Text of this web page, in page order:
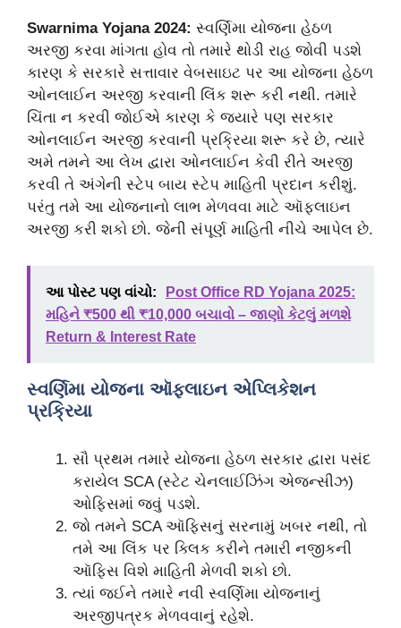
Swarnima Yojana 2024: સ્વર્ણિમા યોજના હેઠળ
અરજી કરવા માંગતા હોવ તો તમારે થોડી રાહ જોવી પડશે
કારણ કે સરકારે સત્તાવાર વેબસાઇટ પર આ યોજના હેઠળ
ઓનલાઈન અરજી કરવાની લિંક શરૂ કરી નથી. તમારે
ચિંતા ન કરવી જોઈએ કારણ કે જ્યારે પણ સરકાર
ઓનલાઈન અરજી કરવાની પ્રક્રિયા શરૂ કરે છે, ત્યારે
અમે તમને આ લેખ દ્વારા ઓનલાઈન કેવી રીતે અરજી
કરવી તે અંગેની સ્ટેપ બાય સ્ટેપ માહિતી પ્રદાન કરીશું.
પરંતુ તમે આ યોજનાનો લાભ મેળવવા માટે ઑફલાઇન
અરજી કરી શકો છો. જેની સંપૂર્ણ માહિતી નીચે આપેલ છે.
આ પોસ્ટ પણ વાંચો:
Post Office RD Yojana 2025:
મહિને ₹500 થી ₹10,000 બચાવો – જાણો કેટલું મળશે
Return & Interest Rate
સ્વર્ણિમા યોજના ઑફલાઇન એપ્લિકેશન
પ્રક્રિયા
સૌ પ્રથમ તમારે યોજના હેઠળ સરકાર દ્વારા પસંદ
કરાયેલ SCA (સ્ટેટ ચેનલાઈઝિંગ એજન્સીઝ)
ઓફિસમાં જવું પડશે.
જો તમને SCA ઑફિસનું સરનામું ખબર નથી, તો
તમે આ લિંક પર ક્લિક કરીને તમારી નજીકની
ઑફિસ વિશે માહિતી મેળવી શકો છો.
ત્યાં જઈને તમારે નવી સ્વર્ણિમા યોજનાનું
અરજીપત્રક મેળવવાનું રહેશે.